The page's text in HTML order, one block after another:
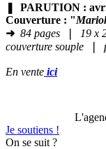
PARUTION :
Couverture : "
➜ 84 pages 19 x
couverture souple
En vente ici
Je soutiens !
On se suit ?